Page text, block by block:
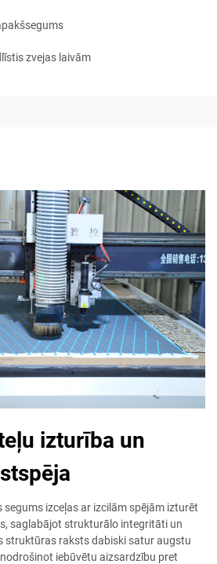
zvejas laivām
izturība un
izceļas ar izcilām spējām izturēt
saglabājot strukturālo integritāti un
struktūras raksts dabiski satur augstu
iebūvētu aizsardzību pret